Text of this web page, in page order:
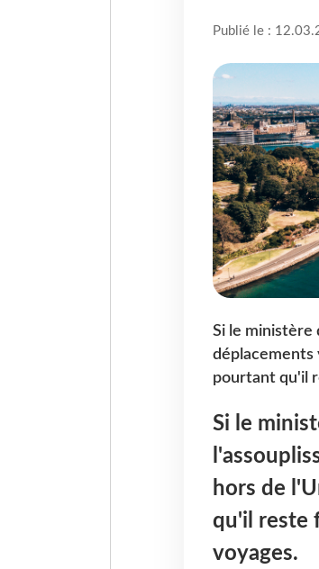
Publié le :
Si le ministère
déplacements
pourtant qu'il
Si le
hors de
qu'il reste
voyages.